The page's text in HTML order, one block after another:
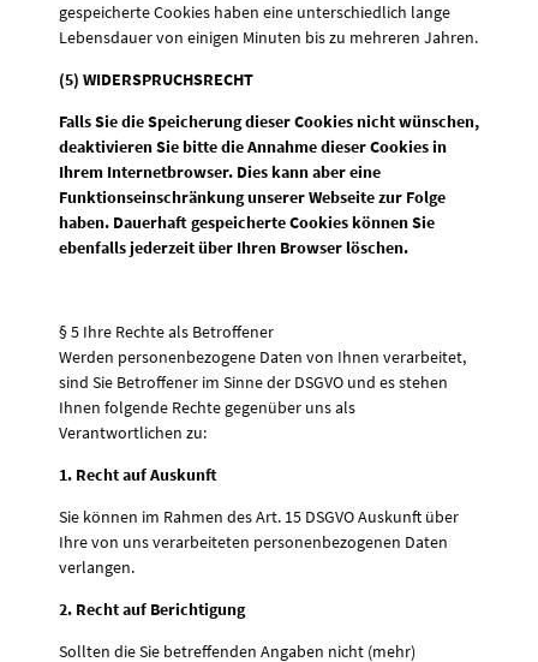
gespeicherte Cookies haben eine unterschiedlich lange
Lebensdauer von einigen Minuten bis zu mehreren Jahren.
(5) WIDERSPRUCHSRECHT
Falls Sie die Speicherung dieser Cookies nicht wünschen,
deaktivieren Sie bitte die Annahme dieser Cookies in
Ihrem Internetbrowser. Dies kann aber eine
Funktionseinschränkung unserer Webseite zur Folge
haben. Dauerhaft gespeicherte Cookies können Sie
ebenfalls jederzeit über Ihren Browser löschen.
§ 5 Ihre Rechte als Betroffener
Werden personenbezogene Daten von Ihnen verarbeitet,
sind Sie Betroffener im Sinne der DSGVO und es stehen
Ihnen folgende Rechte gegenüber uns als
Verantwortlichen zu:
1. Recht auf Auskunft
Sie können im Rahmen des Art. 15 DSGVO Auskunft über
Ihre von uns verarbeiteten personenbezogenen Daten
verlangen.
2. Recht auf Berichtigung
Sollten die Sie betreffenden Angaben nicht (mehr)